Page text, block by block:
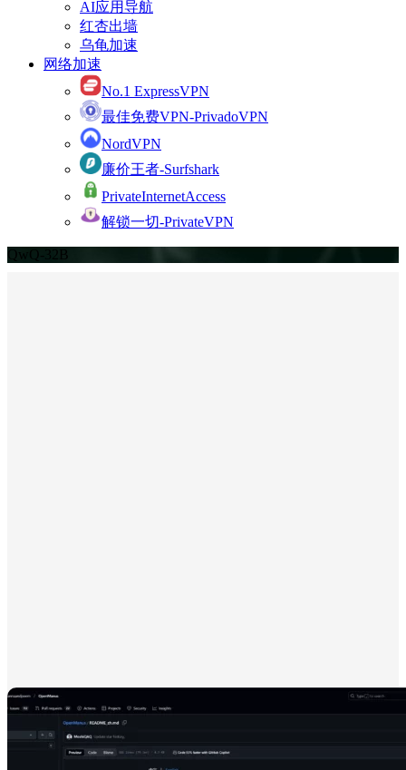
AI应用导航
红杏出墙
乌龟加速
网络加速
No.1 ExpressVPN
最佳免费VPN-PrivadoVPN
NordVPN
廉价王者-Surfshark
PrivateInternetAccess
解锁一切-PrivateVPN
QwQ-32B